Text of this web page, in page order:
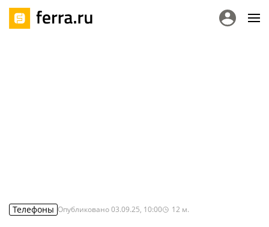
Телефоны Опубликовано03.09.25, 10:00 12 м.